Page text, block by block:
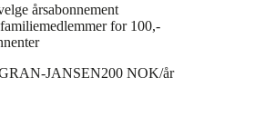
årsabonnement
for 100,-
JANSEN200 NOK/år